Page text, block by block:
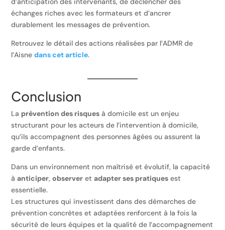
échanges riches avec les formateurs et d’ancrer
durablement les messages de prévention.
Retrouvez le détail des actions réalisées par l’ADMR de
l’Aisnedans cet article.
Conclusion
La prévention des risques à domicile est un enjeu
structurant pour les acteurs de l’intervention à domicile,
qu’ils accompagnent des personnes âgées ou assurent la
garde d’enfants.
Dans un environnement non maîtrisé et évolutif, la capacité
àanticiper,observer etadapter ses pratiques est
essentielle.
Les structures qui investissent dans des démarches de
prévention concrètes et adaptées renforcent à la fois la
sécurité de leurs équipes et la qualité de l’accompagnement